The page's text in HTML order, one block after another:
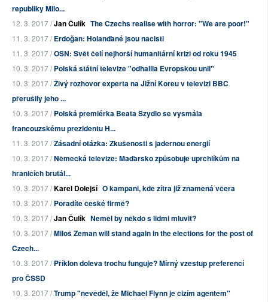
republiky Milo...
12. 3. 2017 /Jan Čulík The Czechs realise with horror: "We are poor!"
11. 3. 2017 /Erdoğan: Holanďané jsou nacisti
11. 3. 2017 /OSN: Svět čelí nejhorší humanitární krizi od roku 1945
10. 3. 2017 /Polská státní televize "odhalila Evropskou unii"
10. 3. 2017 /Živý rozhovor experta na Jižní Koreu v televizi BBC
přerušily jeho ...
10. 3. 2017 /Polská premiérka Beata Szydlo se vysmála
francouzskému prezidentu H...
11. 3. 2017 /Zásadní otázka: Zkušenosti s jadernou energií
10. 3. 2017 /Německá televize: Maďarsko způsobuje uprchlíkům na
hranicích brutál...
10. 3. 2017 /Karel Dolejší O kampani, kde zítra již znamená včera
10. 3. 2017 /Poradíte české firmě?
10. 3. 2017 /Jan Čulík Neměl by někdo s lidmi mluvit?
10. 3. 2017 /Miloš Zeman will stand again in the elections for the post of
Czech...
10. 3. 2017 /Příklon doleva trochu funguje? Mírný vzestup preferencí
pro ČSSD
10. 3. 2017 /Trump "nevěděl, že Michael Flynn je cizím agentem"